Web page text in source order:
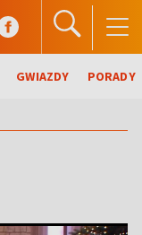
GWIAZDY PORADY